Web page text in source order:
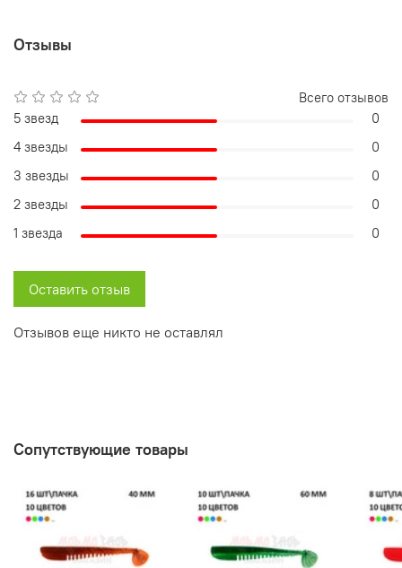
Отзывы
Отзывов еще никто не оставлял
Всего отзывов
5 звезд
0
4 звезды
0
3 звезды
0
2 звезды
0
1 звезда
0
Оставить отзыв
Сопутствующие товары